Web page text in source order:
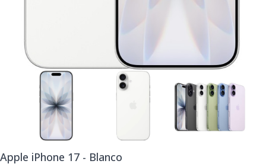
Apple iPhone 17 - Blanco